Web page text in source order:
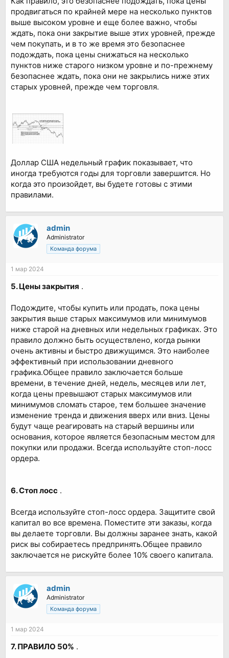
продвигаться по крайней мере на несколько пунктов
выше высоком уровне и еще более важно, чтобы
ждать, пока они закрытие выше этих уровней, прежде
чем покупать, и в то же время это безопаснее
подождать, пока цены снижаться на несколько
пунктов ниже старого низком уровне и по-прежнему
безопаснее ждать, пока они не закрылись ниже этих
старых уровней, прежде чем торговля.
Доллар США недельный график показывает, что
иногда требуются годы для торговли завершится. Но
когда это произойдет, вы будете готовы с этими
правилами.
admin
Administrator
Команда форума
1 мар 2024
5. Цены закрытия .
Подождите, чтобы купить или продать, пока цены
закрытия выше старых максимумов или минимумов
ниже старой на дневных или недельных графиках. Это
правило должно быть осуществлено, когда рынки
очень активны и быстро движущимся. Это наиболее
эффективный при использовании дневного
графика.Общее правило заключается больше
времени, в течение дней, недель, месяцев или лет,
когда цены превышают старых максимумов или
минимумов сломать старое, тем большее значение
изменение тренда и движения вверх или вниз. Цены
будут чаще реагировать на старый вершины или
основания, которое является безопасным местом для
покупки или продажи. Всегда используйте стоп-лосс
ордера.
6. Стоп лосс .
Всегда используйте стоп-лосс ордера. Защитите свой
капитал во все времена. Поместите эти заказы, когда
вы делаете торговли. Вы должны заранее знать, какой
риск вы собираетесь предпринять.Общее правило
заключается не рискуйте более 10% своего капитала.
admin
Administrator
Команда форума
1 мар 2024
7. ПРАВИЛО 50% .